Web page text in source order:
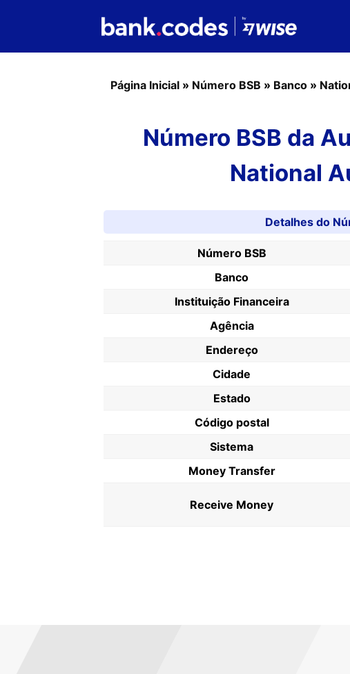
Página Inicial » Número BSB » Banco »
Número BSB da
National
Detalhes do
Número BSB
Banco
Instituição Financeira
Agência
Endereço
Cidade
Estado
Código postal
Sistema
Money Transfer
Receive Money